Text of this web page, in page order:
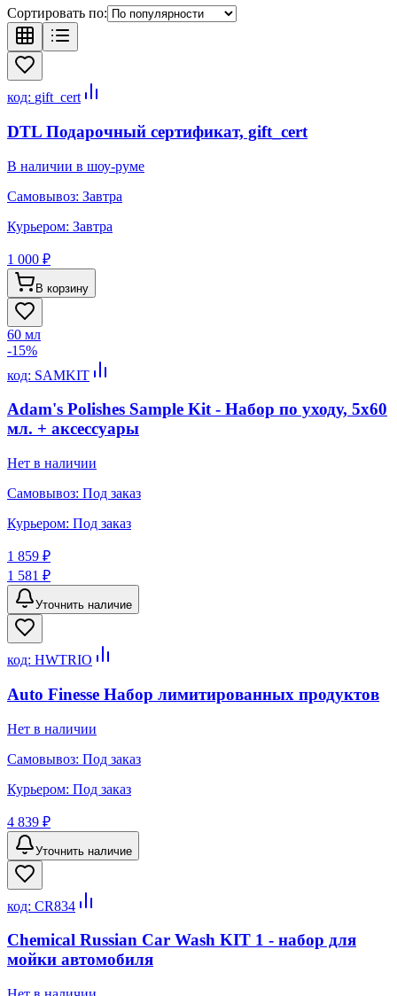
Сортировать по:
код: gift_cert
DTL Подарочный сертификат, gift_cert
В наличии в шоу-руме
Самовывоз: Завтра
Курьером: Завтра
1 000 ₽
В корзину
60 мл
-15%
код: SAMKIT
Adam's Polishes Sample Kit - Набор по уходу, 5х60
мл. + аксессуары
Нет в наличии
Самовывоз: Под заказ
Курьером: Под заказ
1 859 ₽
1 581 ₽
Уточнить наличие
код: HWTRIO
Auto Finesse Набор лимитированных продуктов
Нет в наличии
Самовывоз: Под заказ
Курьером: Под заказ
4 839 ₽
Уточнить наличие
код: CR834
Chemical Russian Car Wash KIT 1 - набор для
мойки автомобиля